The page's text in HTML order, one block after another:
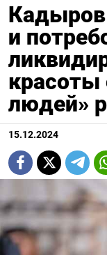
Кадыров
и
людей»
15.12.2024